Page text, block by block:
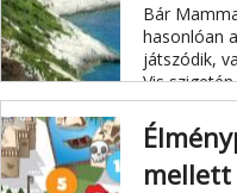
Bár
hasonlóan
játszódik,
Vis
mellett